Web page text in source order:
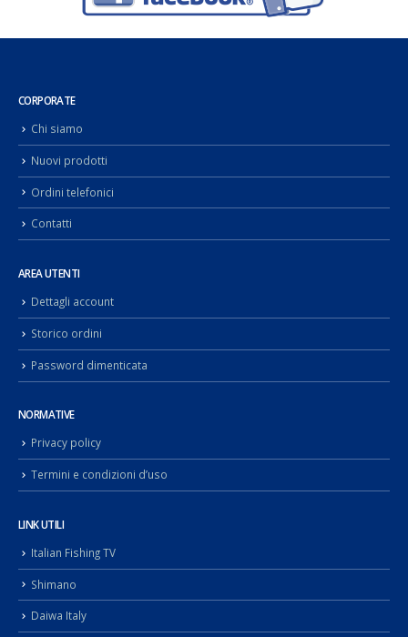
CORPORATE
Chi siamo
Nuovi prodotti
Ordini telefonici
Contatti
AREA UTENTI
Dettagli account
Storico ordini
Password dimenticata
NORMATIVE
Privacy policy
Termini e condizioni d’uso
LINK UTILI
Italian Fishing TV
Shimano
Daiwa Italy